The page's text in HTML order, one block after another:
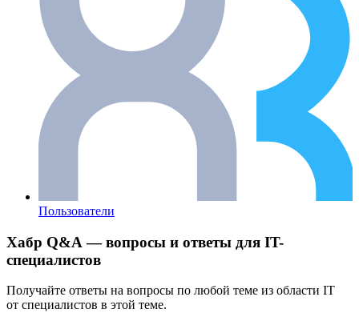
Пользователи
Хабр Q&A — вопросы и ответы для IT-
специалистов
Получайте ответы на вопросы по любой теме из области IT
от специалистов в этой теме.